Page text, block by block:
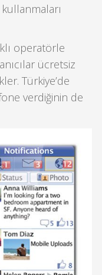
operatörle
ücretsiz
Türkiye’de
verdiğinin de